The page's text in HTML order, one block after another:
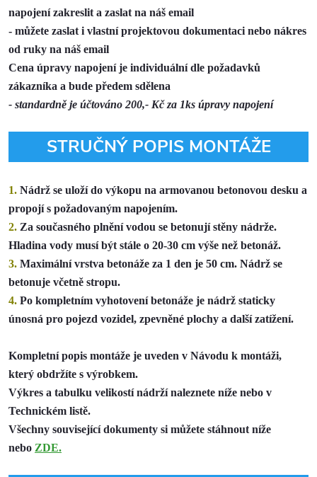
napojení zakreslit a zaslat na náš email
- můžete zaslat i vlastní projektovou dokumentaci nebo nákres
od ruky na náš email
Cena úpravy napojení je individuální dle požadavků
zákazníka a bude předem sdělena
- standardně je účtováno 200,- Kč za 1ks úpravy napojení
STRUČNÝ POPIS MONTÁŽE
1. Nádrž se uloží do výkopu na armovanou betonovou desku a
propojí s požadovaným napojením.
2. Za současného plnění vodou se betonují stěny nádrže.
Hladina vody musí být stále o 20-30 cm výše než betonáž.
3. Maximální vrstva betonáže za 1 den je 50 cm. Nádrž se
betonuje včetně stropu.
4. Po kompletním vyhotovení betonáže je nádrž staticky
únosná pro pojezd vozidel, zpevněné plochy a další zatížení.
Kompletní popis montáže je uveden v Návodu k montáži,
který obdržíte s výrobkem.
Výkres a tabulku velikostí nádrží naleznete níže nebo v
Technickém listě.
Všechny související dokumenty si můžete stáhnout níže
nebo ZDE.